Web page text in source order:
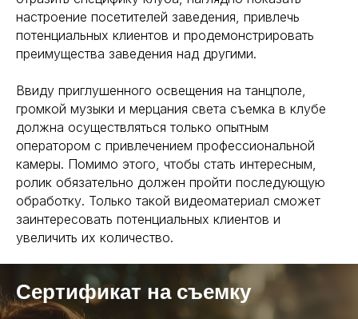
настроение посетителей заведения, привлечь
потенциальных клиентов и продемонстрировать
преимущества заведения над другими.
Ввиду приглушенного освещения на танцполе,
громкой музыки и мерцания света съемка в клубе
должна осуществляться только опытным
оператором с привлечением профессиональной
камеры. Помимо этого, чтобы стать интересным,
ролик обязательно должен пройти последующую
обработку. Только такой видеоматериал сможет
заинтересовать потенциальных клиентов и
увеличить их количество.
Сертификат на съемку
Политикой обработки персональных данных
ЗАКАЗАТЬ СЪЕМКУ